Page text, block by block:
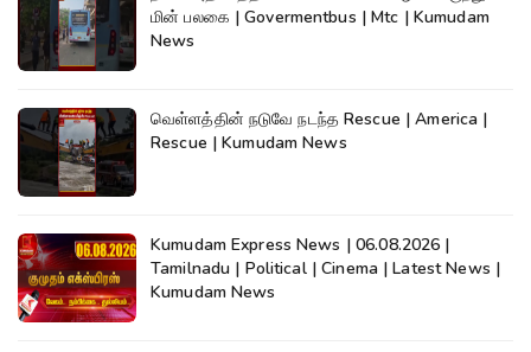
மின் பலகை | Govermentbus | Mtc | Kumudam
News
வெள்ளத்தின் நடுவே நடந்த Rescue | America |
Rescue | Kumudam News
Kumudam Express News | 06.08.2026 |
Tamilnadu | Political | Cinema | Latest News |
Kumudam News